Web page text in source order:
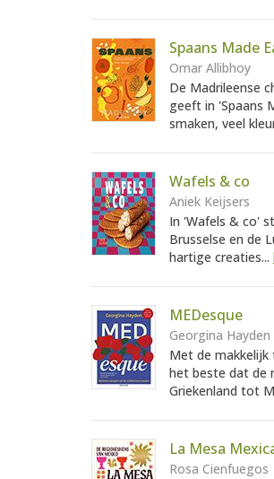
Spaans Made
Omar Allibhoy
De Madrileense
geeft in 'Spaans
smaken, veel
Wafels & co
Aniek Keijsers
In 'Wafels & co'
Brusselse en de
hartige creaties...
MEDesque
Georgina Hayden
Met de makkelijk
het beste dat de
Griekenland tot
La Mesa
Rosa Cienfuegos